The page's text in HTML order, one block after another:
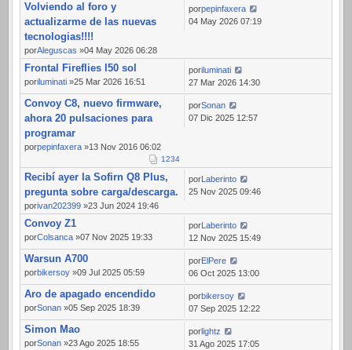
Volviendo al foro y
actualizarme de las nuevas
tecnologias!!!!
porAleguscas »04 May 2026 06:28
porpepinfaxera
04 May 2026 07:19
Frontal Fireflies l50 sol
poriluminati »25 Mar 2026 16:51
poriluminati
27 Mar 2026 14:30
Convoy C8, nuevo firmware,
ahora 20 pulsaciones para
programar
porpepinfaxera »13 Nov 2016 06:02
1234
porSonan
07 Dic 2025 12:57
Recibí ayer la Sofirn Q8 Plus,
pregunta sobre carga/descarga.
porivan202399 »23 Jun 2024 19:46
por Laberinto
25 Nov 2025 09:46
Convoy Z1
porColsanca »07 Nov 2025 19:33
por Laberinto
12 Nov 2025 15:49
Warsun A700
porbikersoy »09 Jul 2025 05:59
porElPere
06 Oct 2025 13:00
Aro de apagado encendido
porSonan »05 Sep 2025 18:39
porbikersoy
07 Sep 2025 12:22
Simon Mao
porSonan »23 Ago 2025 18:55
porlightz
31 Ago 2025 17:05